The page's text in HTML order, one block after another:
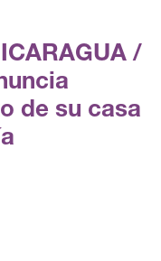
/
de su casa